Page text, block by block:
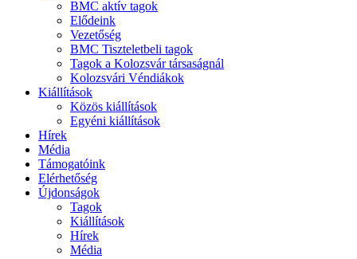
BMC aktív tagok
Elődeink
Vezetőség
BMC Tiszteletbeli tagok
Tagok a Kolozsvár társaságnál
Kolozsvári Véndiákok
Kiállítások
Közös kiállítások
Egyéni kiállítások
Hírek
Média
Támogatóink
Elérhetőség
Újdonságok
Tagok
Kiállítások
Hírek
Média